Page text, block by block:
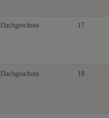
Dachgeschoss 17
Dachgeschoss 18